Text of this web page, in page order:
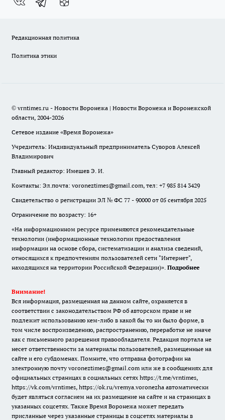
Редакционная политика
Политика этики
© vrntimes.ru - Новости Воронежа | Новости Воронежа и Воронежской
области, 2004-2026
Сетевое издание «Время Воронежа»
Учредитель: Индивидуальный предприниматель Суворов Алексей
Владимирович
Главный редактор: Имешев Э. И.
Контакты: Эл.почта: voroneztimes@gmail.com, тел: +7 985 814 3429
Свидетельство о регистрации ЭЛ № ФС 77 - 90000 от 05 сентября 2025
Ограничение по возрасту: 16+
«На информационном ресурсе применяются рекомендательные
технологии (информационные технологии предоставления
информации на основе сбора, систематизации и анализа сведений,
относящихся к предпочтениям пользователей сети "Интернет",
находящихся на территории Российской Федерации)». Подробнее
Внимание!
Вся информация, размещенная на данном сайте, охраняется в
соответствии с законодательством РФ об авторском праве и не
подлежит использованию кем-либо в какой бы то ни было форме, в
том числе воспроизведению, распространению, переработке не иначе
как с письменного разрешения правообладателя. Редакция портала не
несет ответственности за материалы пользователей, размещенные на
сайте и его субдоменах. Помните, что отправка фотографии на
электронную почту voroneztimes@gmail.com или же в сообщениях для
официальных страницах в социальных сетях https://t.me/vrntimes,
https://vk.com/vrntimes, https://ok.ru/vremya.voronezha автоматически
будет являться согласием на их размещение на сайте и на страницах в
указанных соцсетях. Также Время Воронежа может передать
присланные через указанные страницы в соцсетях материалы в